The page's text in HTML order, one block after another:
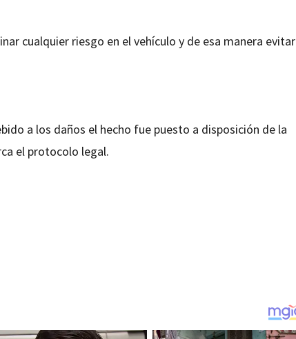
cualquier riesgo en el vehículo y de esa manera evitar
a los daños el hecho fue puesto a disposición de la
el protocolo legal.